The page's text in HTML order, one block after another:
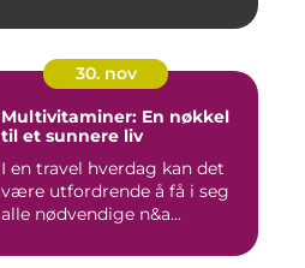
30. nov
Multivitaminer: En nøkkel
til et sunnere liv
I en travel hverdag kan det
være utfordrende å få i seg
alle nødvendige n&a...